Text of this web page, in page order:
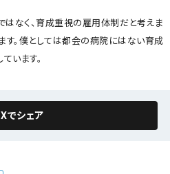
なく、育成重視の雇用体制だと考えま
す。僕としては都会の病院にはない育成
います。